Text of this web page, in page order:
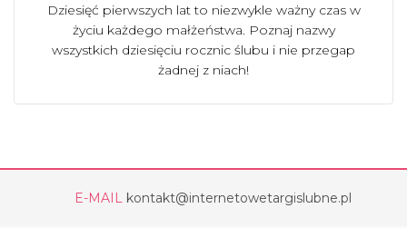
Dziesięć pierwszych lat to niezwykle ważny czas w
życiu każdego małżeństwa. Poznaj nazwy
wszystkich dziesięciu rocznic ślubu i nie przegap
żadnej z niach!
E-MAIL kontakt@internetowetargislubne.pl